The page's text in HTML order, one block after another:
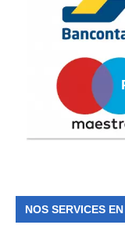
NOS SERVICES